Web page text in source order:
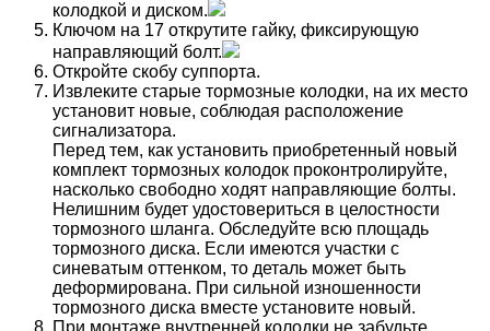
колодкой и диском.
Ключом на 17 открутите гайку, фиксирующую
направляющий болт.
Откройте скобу суппорта.
Извлеките старые тормозные колодки, на их место
установит новые, соблюдая расположение
сигнализатора.
Перед тем, как установить приобретенный новый
комплект тормозных колодок проконтролируйте,
насколько свободно ходят направляющие болты.
Нелишним будет удостовериться в целостности
тормозного шланга. Обследуйте всю площадь
тормозного диска. Если имеются участки с
синеватым оттенком, то деталь может быть
деформирована. При сильной изношенности
тормозного диска вместе установите новый.